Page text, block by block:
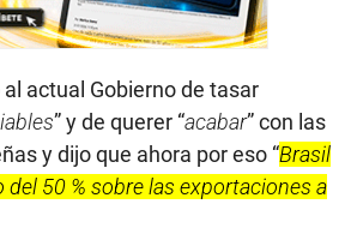
actual Gobierno de tasar
” y de querer “acabar” con las
y dijo que ahora por eso “Brasil
50 % sobre las exportaciones a